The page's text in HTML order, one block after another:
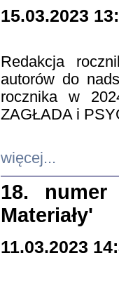
15.03.2023
Redakcja
autorów do
rocznika w
ZAGŁADA i
więcej...
18. numer
Materiały'
11.03.2023